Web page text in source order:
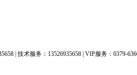
| 技术服务：13526935658 | VIP服务：0379-